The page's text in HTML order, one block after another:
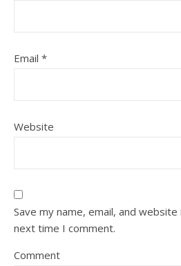
Email *
Website
Save my name, email, and
next time I comment.
Comment